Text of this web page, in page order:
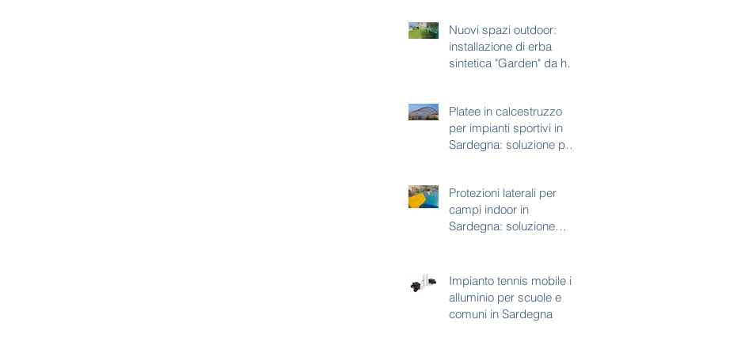
Nuovi spazi outdoor:
installazione di erba
sintetica "Garden" da h35
Platee in calcestruzzo
per impianti sportivi in
Sardegna: soluzione per
Protezioni laterali per
campi indoor in
Sardegna: soluzione
Impianto tennis mobile in
alluminio per scuole e
comuni in Sardegna